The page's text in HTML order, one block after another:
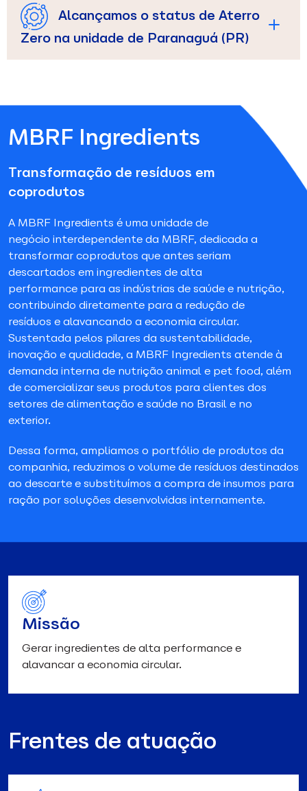
Alcançamos o status de Aterro
Zero na unidade de Paranaguá (PR)
MBRF Ingredients
Transformação de resíduos em
coprodutos
A MBRF Ingredients é uma unidade de
negócio interdependente da MBRF, dedicada a
transformar coprodutos que antes seriam
descartados em ingredientes de alta
performance para as indústrias de saúde e nutrição,
contribuindo diretamente para a redução de
resíduos e alavancando a economia circular.
Sustentada pelos pilares da sustentabilidade,
inovação e qualidade, a MBRF Ingredients atende à
demanda interna de nutrição animal e pet food, além
de comercializar seus produtos para clientes dos
setores de alimentação e saúde no Brasil e no
exterior.
Dessa forma, ampliamos o portfólio de produtos da
companhia, reduzimos o volume de resíduos destinados
ao descarte e substituímos a compra de insumos para
ração por soluções desenvolvidas internamente.
Missão
Gerar ingredientes de alta performance e
alavancar a economia circular.
Frentes de atuação